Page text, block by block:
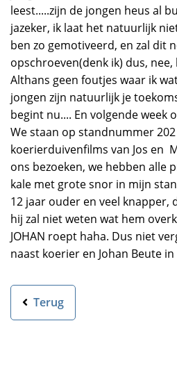
leest.....zijn de jongen heus al
jazeker, ik laat het natuurlijk
ben zo gemotiveerd, en zal dit
opschroeven(denk ik) dus,
Althans geen foutjes waar ik
jongen zijn natuurlijk je
begint nu.... En volgende week
We staan op standnummer
koerierduivenfilms van Jos en
ons bezoeken, we hebben alle
kale met grote snor in mijn
12 jaar ouder en veel knapper,
hij zal niet weten wat hem
JOHAN roept haha. Dus niet
naast koerier en Johan Beute
Terug